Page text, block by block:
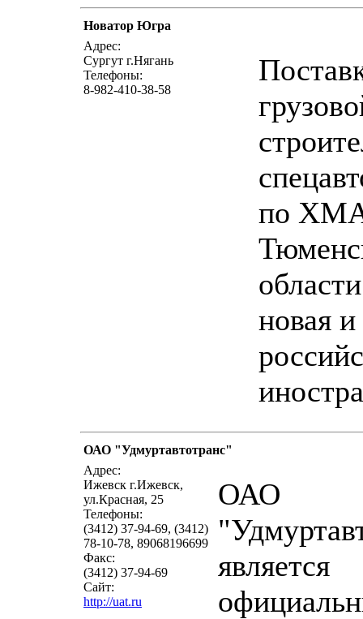
Новатор Югра
Адрес:
Сургут г.Нягань
Телефоны:
8-982-410-38-58
по
новая
ОАО "Удмуртавтотранс"
Адрес:
Ижевск г.Ижевск,
ул.Красная, 25
Телефоны:
(3412) 37-94-69, (3412)
78-10-78, 89068196699
Факс:
(3412) 37-94-69
Сайт:
http://uat.ru
ОАО
является